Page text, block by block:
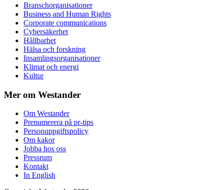
Branschorganisationer
Business and Human Rights
Corporate communications
Cybersäkerhet
Hållbarhet
Hälsa och forskning
Insamlingsorganisationer
Klimat och energi
Kultur
Mer om Westander
Om Westander
Prenumerera på pr-tips
Personuppgiftspolicy
Om kakor
Jobba hos oss
Pressrum
Kontakt
In English